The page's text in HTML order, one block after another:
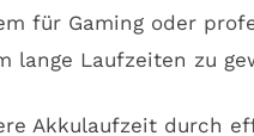
für Gaming oder
lange Laufzeiten zu
Akkulaufzeit durch